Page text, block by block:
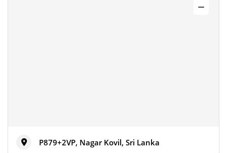
P879+2VP, Nagar Kovil, Sri Lanka